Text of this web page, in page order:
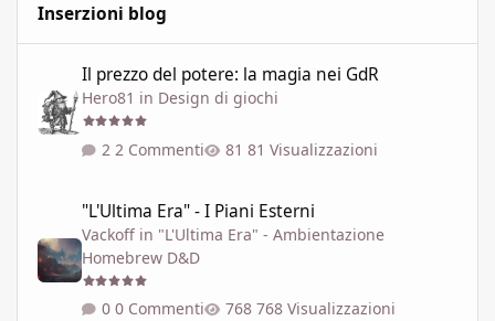
Inserzioni blog
Il prezzo del potere: la magia nei GdR
Hero81 in Design di giochi
2 Commenti 81 Visualizzazioni
"L'Ultima Era" - I Piani Esterni
Vackoff in "L'Ultima Era" - Ambientazione
Homebrew D&D
0 Commenti 768 Visualizzazioni